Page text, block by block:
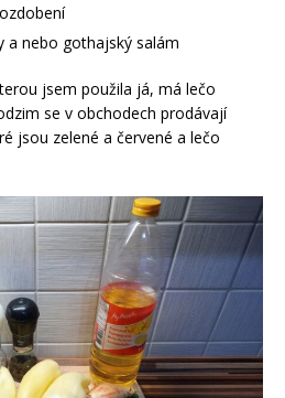
a nebo gothajský salám
jsem použila já, má lečo
se v obchodech prodávají
jsou zelené a červené a lečo